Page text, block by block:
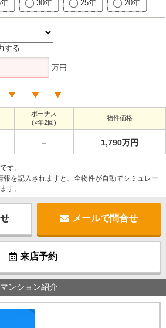
30年 25年 20年
する
万円
ボーナス
(×年2回)
物件価格
－ 1,790万円
す。
報を記入されますと、全物件が自動でシミュレー
す。
メールで問合せ
来店予約
ンション紹介